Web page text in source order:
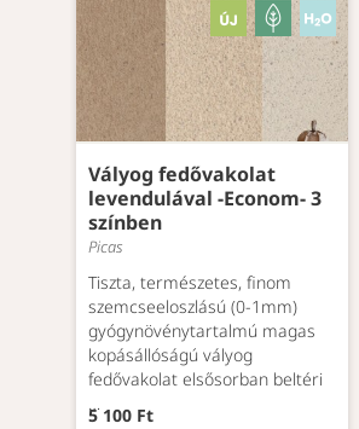
Vályog fedővakolat
levendulával -Econom- 3
színben
Picas
Tiszta, természetes, finom
szemcseeloszlású (0-1mm)
gyógynövénytartalmú magas
kopásállóságú vályog
fedővakolat elsősorban beltéri
…
5 100 Ft